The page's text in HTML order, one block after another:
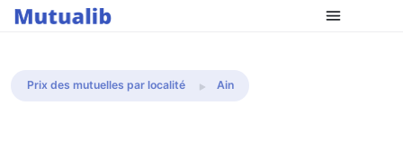
Comparer les mutuelles
Prix des mutuelles par localité Ain